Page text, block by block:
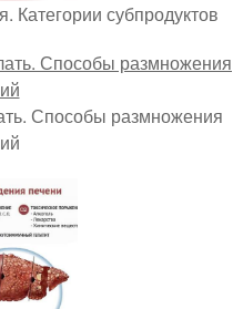
Категории субпродуктов
Способы размножения